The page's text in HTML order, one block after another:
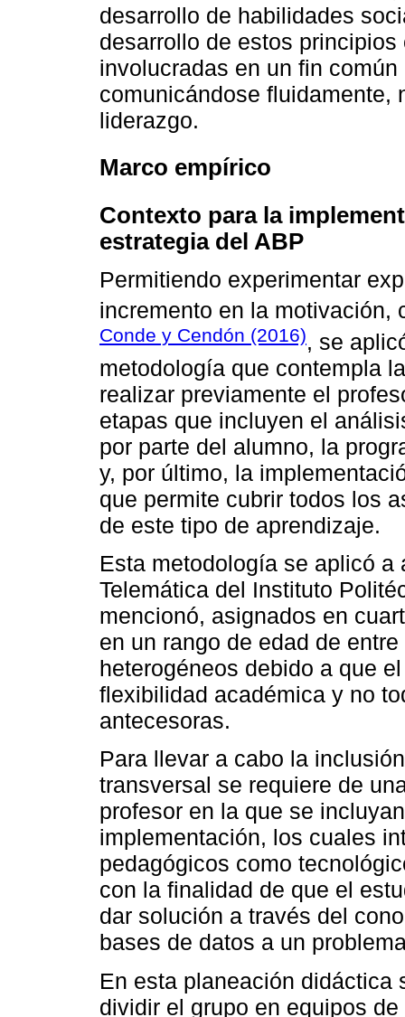
desarrollo de habilidades
desarrollo de estos
involucradas en un fin
comunicándose fluidamente,
liderazgo.
Marco empírico
Contexto para la
estrategia del ABP
Permitiendo experimentar
incremento en la
Conde y Cendón (2016), se
metodología que contempla
realizar previamente el
etapas que incluyen el
por parte del alumno, la
y, por último, la
que permite cubrir todos los
de este tipo de aprendizaje.
Esta metodología se aplicó
Telemática del Instituto
mencionó, asignados en
en un rango de edad de
heterogéneos debido a que
flexibilidad académica y no
antecesoras.
Para llevar a cabo la
transversal se requiere de
profesor en la que se
implementación, los cuales
pedagógicos como
con la finalidad de que el
dar solución a través del
bases de datos a un
En esta planeación
dividir el grupo en equipos